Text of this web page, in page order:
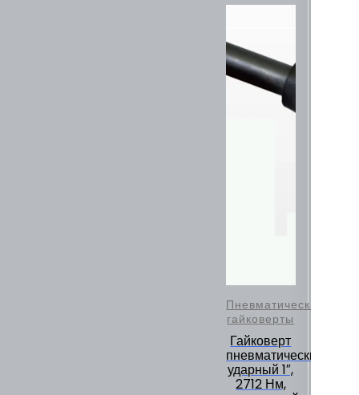
Пневматические
гайковерты
Гайковерт
пневматический
ударный 1″,
2712 Нм,